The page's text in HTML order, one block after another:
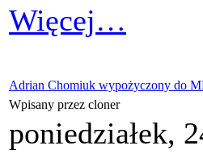
Więcej…
Adrian Chomiuk wypożyczony do
Wpisany przez cloner
poniedziałek,